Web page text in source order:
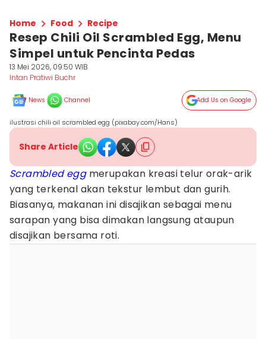
Home Food Recipe
Resep Chili Oil Scrambled Egg, Menu
Simpel untuk Pencinta Pedas
13 Mei 2026, 09:50 WIB
Intan Pratiwi Buchr
News Channel Add Us on Google
ilustrasi chili oil scrambled egg (pixabay.com/Hans)
Share Article
Scrambled eggmerupakan kreasi telur orak-arik
yang terkenal akan tekstur lembut dan gurih.
Biasanya, makanan ini disajikan sebagai menu
sarapan yang bisa dimakan langsung ataupun
disajikan bersama roti.